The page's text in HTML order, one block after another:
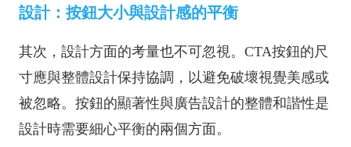
設計：按鈕大小與設計感的平衡
其次，設計方面的考量也不可忽視。CTA按鈕的尺
寸應與整體設計保持協調，以避免破壞視覺美感或
被忽略。按鈕的顯著性與廣告設計的整體和諧性是
設計時需要細心平衡的兩個方面。